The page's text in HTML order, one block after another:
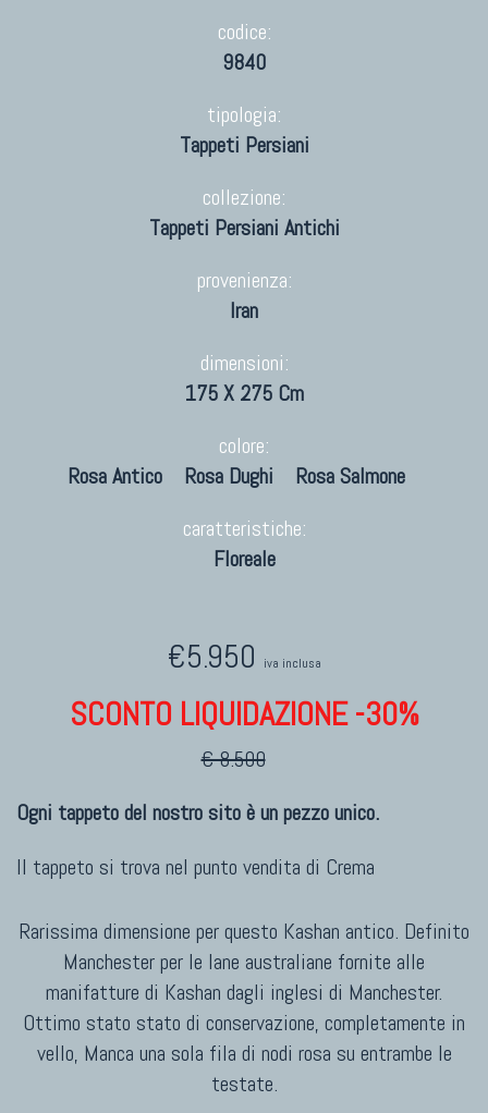
codice:
9840
tipologia:
Tappeti Persiani
collezione:
Tappeti Persiani Antichi
provenienza:
Iran
dimensioni:
175 X 275 Cm
colore:
Rosa Antico
Rosa Dughi
Rosa Salmone
caratteristiche:
Floreale
€5.950 iva inclusa
SCONTO LIQUIDAZIONE -30%
€ 8.500
Ogni tappeto del nostro sito è un pezzo unico.
Il tappeto si trova nel punto vendita di Crema
Rarissima dimensione per questo Kashan antico. Definito
Manchester per le lane australiane fornite alle
manifatture di Kashan dagli inglesi di Manchester.
Ottimo stato stato di conservazione, completamente in
vello, Manca una sola fila di nodi rosa su entrambe le
testate.